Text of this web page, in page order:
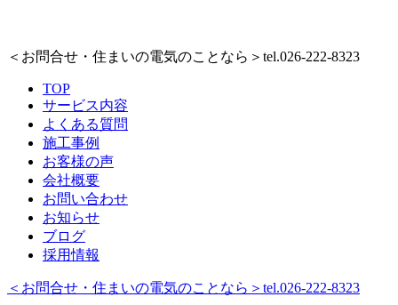
＜お問合せ・住まいの電気のことなら＞ tel.026-222-8323
TOP
サービス内容
よくある質問
施工事例
お客様の声
会社概要
お問い合わせ
お知らせ
ブログ
採用情報
＜お問合せ・住まいの電気のことなら＞ tel.026-222-8323